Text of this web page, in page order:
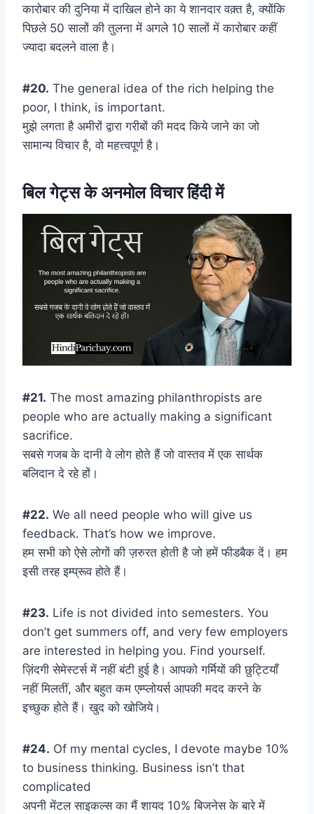
कारोबार की दुनिया में दाखिल होने का ये शानदार वक़्त है, क्योंकि
पिछले 50 सालों की तुलना में अगले 10 सालों में कारोबार कहीं
ज्यादा बदलने वाला है।
#20. The general idea of the rich helping the
poor, I think, is important.
मुझे लगता है अमीरों द्वारा गरीबों की मदद किये जाने का जो
सामान्य विचार है, वो महत्त्वपूर्ण है।
बिल गेट्स के अनमोल विचार हिंदी में
#21. The most amazing philanthropists are
people who are actually making a significant
sacrifice.
सबसे गजब के दानी वे लोग होते हैं जो वास्तव में एक सार्थक
बलिदान दे रहे हों।
#22. We all need people who will give us
feedback. That’s how we improve.
हम सभी को ऐसे लोगों की ज़रुरत होती है जो हमें फीडबैक दें। हम
इसी तरह इम्प्रूव होते हैं।
#23. Life is not divided into semesters. You
don’t get summers off, and very few employers
are interested in helping you. Find yourself.
ज़िंदगी सेमेस्टर्स में नहीं बंटी हुई है। आपको गर्मियों की छुट्टियाँ
नहीं मिलतीं, और बहुत कम एम्प्लोयर्स आपकी मदद करने के
इच्छुक होते हैं। खुद को खोजिये।
#24. Of my mental cycles, I devote maybe 10%
to business thinking. Business isn’t that
complicated
अपनी मेंटल साइकल्स का मैं शायद 10% बिजनेस के बारे में